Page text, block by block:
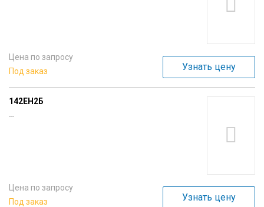
Цена по запросу
Под заказ
Узнать цену
142ЕН2Б
---
Цена по запросу
Под заказ
Узнать цену